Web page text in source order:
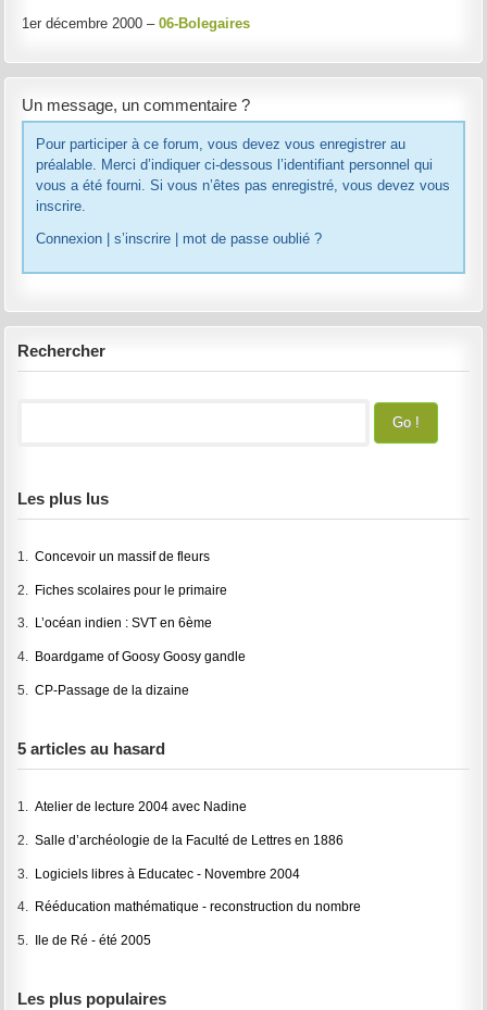
1er décembre 2000 –06-Bolegaires
Un message, un commentaire ?
Pour participer à ce forum, vous devez vous enregistrer au
préalable. Merci d’indiquer ci-dessous l’identifiant personnel qui
vous a été fourni. Si vous n’êtes pas enregistré, vous devez vous
inscrire.
Connexion
s’inscrire mot de passe oublié ?
Rechercher
Les plus lus
1.Concevoir un massif de fleurs
2. Fiches scolaires pour le primaire
3. L’océan indien : SVT en 6ème
4. Boardgame of Goosy Goosy gandle
5.CP-Passage de la dizaine
5 articles au hasard
1.Atelier de lecture 2004 avec Nadine
2.Salle d’archéologie de la Faculté de Lettres en 1886
3. Logiciels libres à Educatec - Novembre 2004
4. Rééducation mathématique - reconstruction du nombre
5. Ile de Ré - été 2005
Les plus populaires